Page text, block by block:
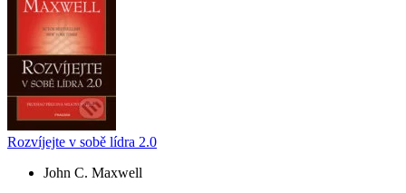
Rozvíjejte v sobě lídra 2.0
John C. Maxwell